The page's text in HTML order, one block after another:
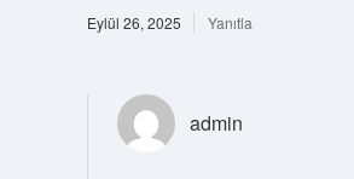
Eylül 26, 2025 Yanıtla
admin